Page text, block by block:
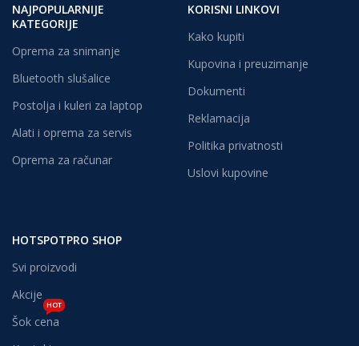
NAJPOPULARNIJE
KATEGORIJE
Oprema za snimanje
Bluetooth slušalice
Postolja i kuleri za laptop
Alati i oprema za servis
Oprema za računar
KORISNI LINKOVI
Kako kupiti
Kupovina i preuzimanje
Dokumenti
Reklamacija
Politika privatnosti
Uslovi kupovine
HOTSPOTPRO SHOP
Svi proizvodi
Akcije
Šok cena
HOT